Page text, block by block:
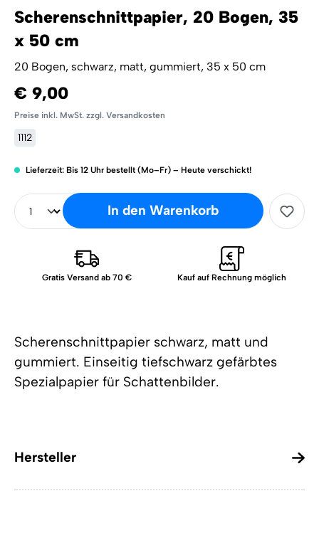
Scherenschnittpapier schwarz, matt und
gummiert. Einseitig tiefschwarz gefärbtes
Spezialpapier für Schattenbilder.
Hersteller
Scherenschnittpapier, 20 Bogen, 35
x 50 cm
20 Bogen, schwarz, matt, gummiert, 35 x 50 cm
€ 9,00
Preise inkl. MwSt. zzgl. Versandkosten
1112
Lieferzeit: Bis 12 Uhr bestellt (Mo–Fr) – Heute verschickt!
In den Warenkorb
Gratis Versand ab 70 € Kauf auf Rechnung möglich